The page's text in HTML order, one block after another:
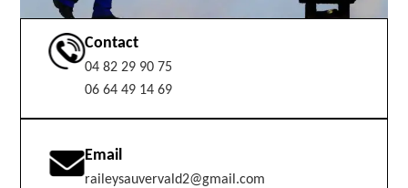
Contact
04 82 29 90 75
06 64 49 14 69
Email
raileysauvervald2@gmail.com